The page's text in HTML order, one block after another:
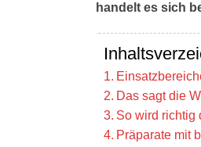
handelt es sich
Das sagt die
So wird richtig
Präparate mit